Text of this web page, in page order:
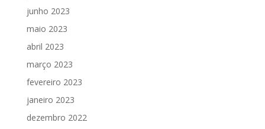
junho 2023
maio 2023
abril 2023
março 2023
fevereiro 2023
janeiro 2023
dezembro 2022